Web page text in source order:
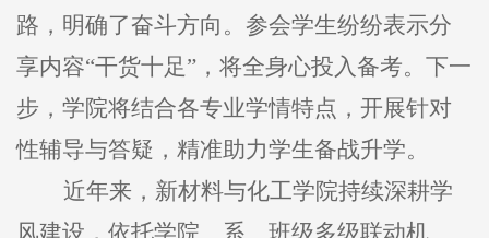
路，明确了奋斗方向。参会学生纷纷表示分
享内容“干货十足”，将全身心投入备考。下一
步，学院将结合各专业学情特点，开展针对
性辅导与答疑，精准助力学生备战升学。
近年来，新材料与化工学院持续深耕学